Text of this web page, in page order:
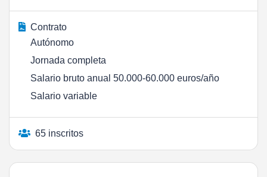
Contrato
Autónomo
Jornada completa
Salario bruto anual 50.000-60.000 euros/año
Salario variable
65 inscritos